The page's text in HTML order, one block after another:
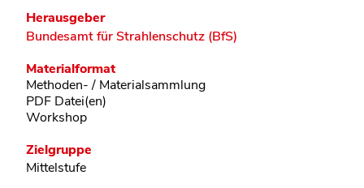
Herausgeber
Bundesamt für Strahlenschutz (BfS)
Materialformat
Methoden- / Materialsammlung
PDF Datei(en)
Workshop
Zielgruppe
Mittelstufe